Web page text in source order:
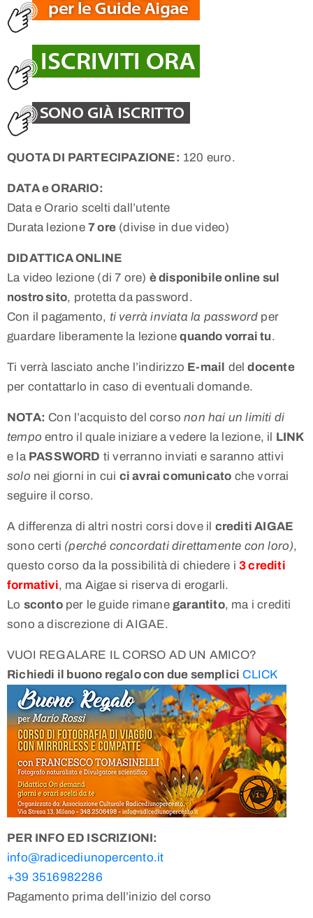
QUOTA DI PARTECIPAZIONE: 120 euro.
DATA e ORARIO:
Data e Orario scelti dall’utente
Durata lezione 7 ore (divise in due video)
DIDATTICA ONLINE
La video lezione (di 7 ore) è disponibile online sul
nostro sito, protetta da password.
Con il pagamento, ti verrà inviata la password per
guardare liberamente la lezionequando vorrai tu.
Ti verrà lasciato anche l’indirizzo E-mail deldocente
per contattarlo in caso di eventuali domande.
NOTA: Con l’acquisto del corsonon hai un limiti di
tempo entro il quale iniziare a vedere la lezione, il LINK
e la PASSWORD ti verranno inviati e saranno attivi
solo nei giorni in cui ci avrai comunicato che vorrai
seguire il corso.
A differenza di altri nostri corsi dove il crediti AIGAE
sono certi (perché concordati direttamente con loro),
questo corso da la possibilità di chiedere i3 crediti
formativi, ma Aigae si riserva di erogarli.
Lo scontoper le guide rimanegarantito, ma i crediti
sono a discrezione di AIGAE.
VUOI REGALARE IL CORSO AD UN AMICO?
Richiedi il buono regalo con due semplici CLICK
PER INFO ED ISCRIZIONI:
info@radicediunopercento.it
+39 3516982286
Pagamento prima dell’inizio del corso